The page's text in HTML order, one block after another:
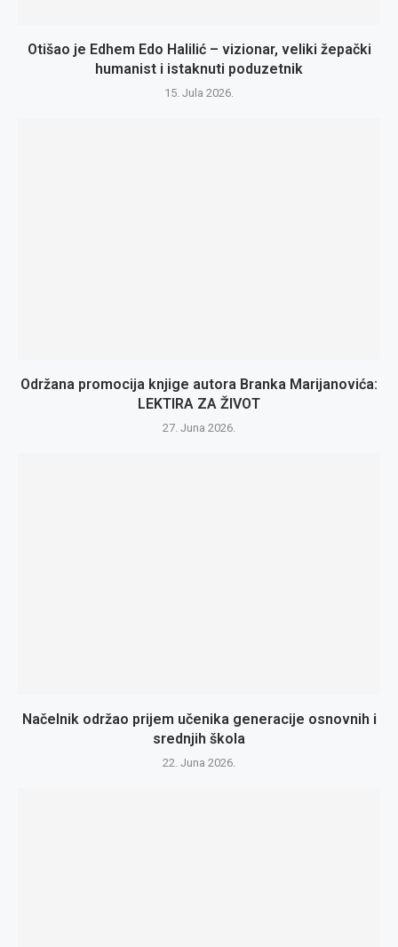
Otišao je Edhem Edo Halilić – vizionar, veliki žepački
humanist i istaknuti poduzetnik
15. Jula 2026.
Održana promocija knjige autora Branka Marijanovića:
LEKTIRA ZA ŽIVOT
27. Juna 2026.
Načelnik održao prijem učenika generacije osnovnih i
srednjih škola
22. Juna 2026.